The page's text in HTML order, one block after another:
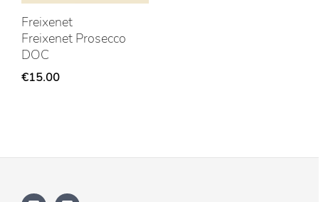
Freixenet
Freixenet Prosecco
DOC
€15.00